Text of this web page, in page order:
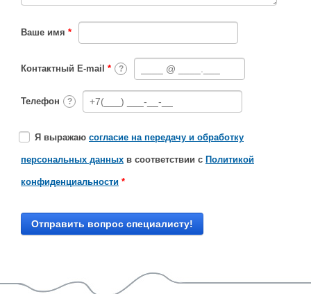
Ваше имя *
Контактный E-mail * ?
Телефон ?
Я выражаю согласие на передачу и обработку
персональных данных в соответствии с Политикой
конфиденциальности *